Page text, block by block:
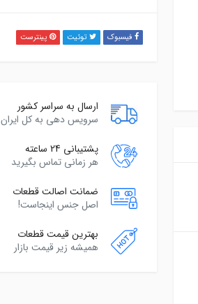
فیسبوک توئیت پینترست
ارسال به سراسر کشور
سرویس دهی به کل ایران
پشتیبانی 24 ساعته
هر زمانی تماس بگیرید
ضمانت اصالت قطعات
اصل جنس اینجاست!
بهترین قیمت قطعات
همیشه زیر قیمت بازار